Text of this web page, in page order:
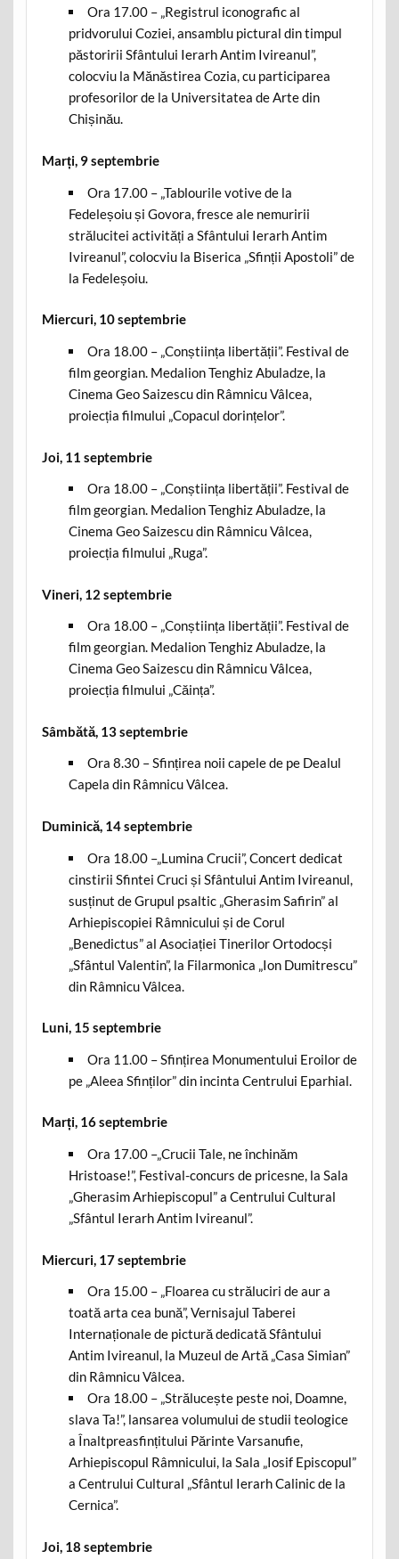
Ora 17.00 – „Registrul iconografic al
pridvorului Coziei, ansamblu pictural din timpul
păstoririi Sfântului Ierarh Antim Ivireanul”,
colocviu la Mănăstirea Cozia, cu participarea
profesorilor de la Universitatea de Arte din
Chișinău.
Marți, 9 septembrie
Ora 17.00 – „Tablourile votive de la
Fedeleșoiu și Govora, fresce ale nemuririi
strălucitei activități a Sfântului Ierarh Antim
Ivireanul”, colocviu la Biserica „Sfinții Apostoli” de
la Fedeleșoiu.
Miercuri, 10 septembrie
Ora 18.00 – „Conștiința libertății”. Festival de
film georgian. Medalion Tenghiz Abuladze, la
Cinema Geo Saizescu din Râmnicu Vâlcea,
proiecția filmului „Copacul dorințelor”.
Joi, 11 septembrie
Ora 18.00 – „Conștiința libertății”. Festival de
film georgian. Medalion Tenghiz Abuladze, la
Cinema Geo Saizescu din Râmnicu Vâlcea,
proiecția filmului „Ruga”.
Vineri, 12 septembrie
Ora 18.00 – „Conștiința libertății”. Festival de
film georgian. Medalion Tenghiz Abuladze, la
Cinema Geo Saizescu din Râmnicu Vâlcea,
proiecția filmului „Căința”.
Sâmbătă, 13 septembrie
Ora 8.30 – Sfințirea noii capele de pe Dealul
Capela din Râmnicu Vâlcea.
Duminică, 14 septembrie
Ora 18.00 –„Lumina Crucii”, Concert dedicat
cinstirii Sfintei Cruci și Sfântului Antim Ivireanul,
susținut de Grupul psaltic „Gherasim Safirin” al
Arhiepiscopiei Râmnicului și de Corul
„Benedictus” al Asociației Tinerilor Ortodocși
„Sfântul Valentin”, la Filarmonica „Ion Dumitrescu”
din Râmnicu Vâlcea.
Luni, 15 septembrie
Ora 11.00 – Sfințirea Monumentului Eroilor de
pe „Aleea Sfinților” din incinta Centrului Eparhial.
Marți, 16 septembrie
Ora 17.00 –„Crucii Tale, ne închinăm
Hristoase!”, Festival-concurs de pricesne, la Sala
„Gherasim Arhiepiscopul” a Centrului Cultural
„Sfântul Ierarh Antim Ivireanul”.
Miercuri, 17 septembrie
Ora 15.00 – „Floarea cu străluciri de aur a
toată arta cea bună”, Vernisajul Taberei
Internaționale de pictură dedicată Sfântului
Antim Ivireanul, la Muzeul de Artă „Casa Simian”
din Râmnicu Vâlcea.
Ora 18.00 – „Strălucește peste noi, Doamne,
slava Ta!”, lansarea volumului de studii teologice
a Înaltpreasfințitului Părinte Varsanufie,
Arhiepiscopul Râmnicului, la Sala „Iosif Episcopul”
a Centrului Cultural „Sfântul Ierarh Calinic de la
Cernica”.
Joi, 18 septembrie